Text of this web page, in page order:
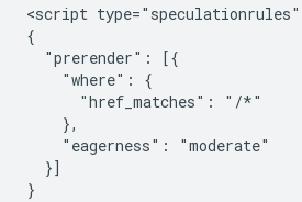
<script
{
  "prerender": [{
    "where": {
      "href_matches": "/*"
    },
    "eagerness": "moderate"
  }]
}